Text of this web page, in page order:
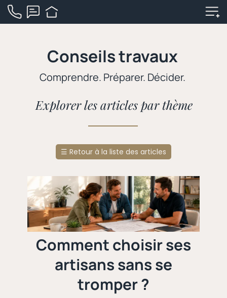
Conseils travaux
Comprendre. Préparer. Décider.
Explorer les articles par thème
☰ Retour à la liste des articles
Comment choisir ses
artisans sans se
tromper ?